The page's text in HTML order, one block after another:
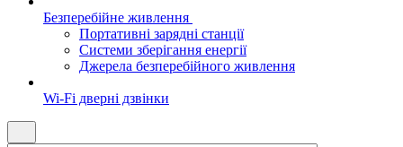
Безперебійне живлення
Портативні зарядні станції
Системи зберігання енергії
Джерела безперебійного живлення
Wi-Fi дверні дзвінки